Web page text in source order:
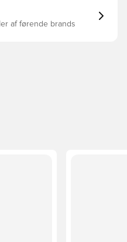
af førende brands